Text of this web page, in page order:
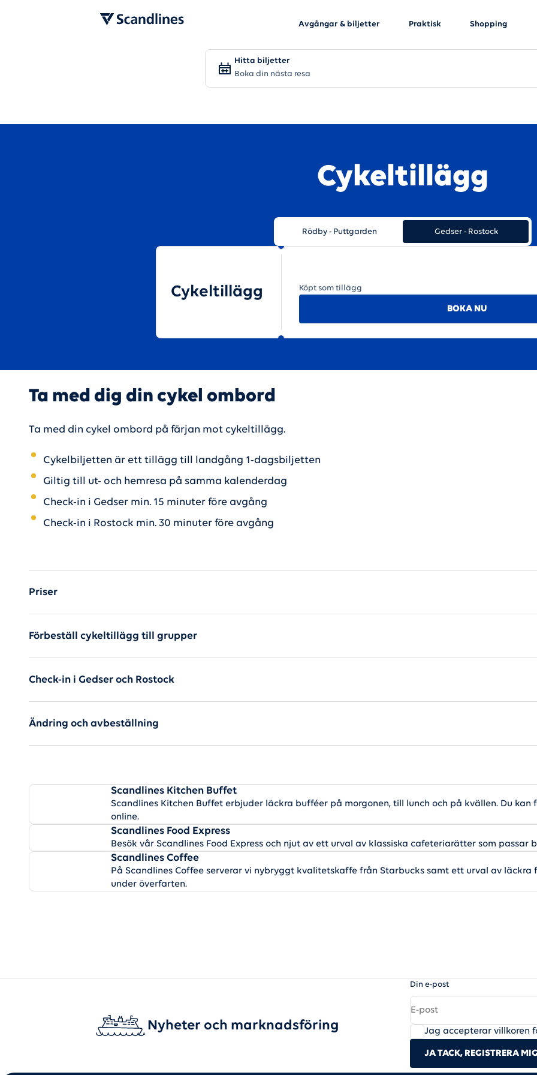
Avgångar & biljetter Praktisk Shopping
Hitta biljetter
Boka din nästa resa
Cykeltillägg
Rödby - Puttgarden Gedser - Rostock
Cykeltillägg Köpt som tillägg
BOKA NU
Ta med dig din cykel ombord
Ta med din cykel ombord på färjan mot cykeltillägg.
Cykelbiljetten är ett tillägg till landgång 1-dagsbiljetten
Giltig till ut- och hemresa på samma kalenderdag
Check-in i Gedser min. 15 minuter före avgång
Check-in i Rostock min. 30 minuter före avgång
Mer information om cykeltillägget på
Priser
Förbeställ cykeltillägg till grupper
Check-in i Gedser och Rostock
Ändring och avbeställning
Mat ombordScandlines Kitchen Buffet
Scandlines Kitchen Buffet erbjuder läckra bufféer på morgonen, till lunch och på kvällen. Du
online.
Scandlines Food Express
Besök vår Scandlines Food Express och njut av ett urval av klassiska cafeteriarätter som passar
Scandlines Coffee
På Scandlines Coffee serverar vi nybryggt kvalitetskaffe från Starbucks samt ett urval av
under överfarten.
Nyheter och marknadsföring
Din e-post
Jag accepterar villkoren
JA TACK, REGISTRERA MIG